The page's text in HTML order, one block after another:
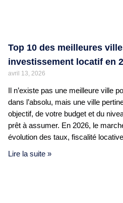
Top 10 des meilleures
investissement locatif en
avril 13, 2026
Il n’existe pas une meilleure ville
dans l’absolu, mais une ville
objectif, de votre budget et du
prêt à assumer. En 2026, le
évolution des taux, fiscalité
Lire la suite »